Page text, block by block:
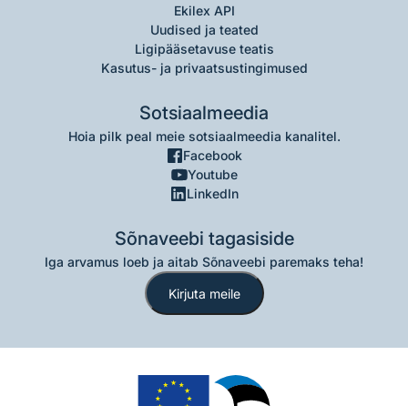
Ekilex API
Uudised ja teated
Ligipääsetavuse teatis
Kasutus- ja privaatsustingimused
Sotsiaalmeedia
Hoia pilk peal meie sotsiaalmeedia kanalitel.
Facebook
Youtube
LinkedIn
Sõnaveebi tagasiside
Iga arvamus loeb ja aitab Sõnaveebi paremaks teha!
Kirjuta meile